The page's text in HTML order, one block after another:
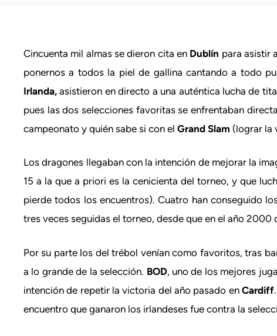
Cincuenta mil almas se dieron cita en Dublín para asistir
ponernos a todos la piel de gallina cantando a todo
Irlanda, asistieron en directo a una auténtica lucha de
pues las dos selecciones favoritas se enfrentaban
campeonato y quién sabe si con el Grand Slam (lograr la
Los dragones llegaban con la intención de mejorar la
15 a la que a priori es la cenicienta del torneo, y que
pierde todos los encuentros). Cuatro han conseguido
tres veces seguidas el torneo, desde que en el año 2000
Por su parte los del trébol venían como favoritos, tras
a lo grande de la selección. BOD, uno de los mejores
intención de repetir la victoria del año pasado en Cardiff
encuentro que ganaron los irlandeses fue contra la